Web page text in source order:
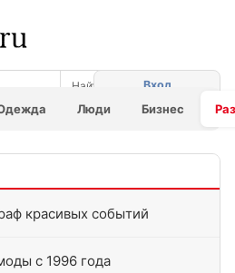
Люди Бизнес
Вход
красивых событий
с 1996 года